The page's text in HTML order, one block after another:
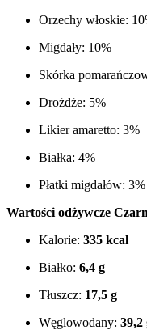
Orzechy włoskie:
Migdały: 10%
Skórka
Drożdże: 5%
Likier amaretto: 3%
Białka: 4%
Płatki migdałów: 3%
Wartości odżywcze
Kalorie: 335 kcal
Białko: 6,4 g
Tłuszcz: 17,5 g
Węglowodany: 39,2